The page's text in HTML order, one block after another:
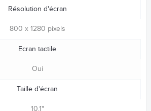
Résolution d'écran
800 x 1280 pixels
Ecran tactile
Oui
Taille d'écran
10.1"